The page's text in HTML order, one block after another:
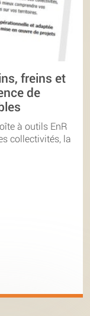
freins et
de
à outils EnR
collectivités, la